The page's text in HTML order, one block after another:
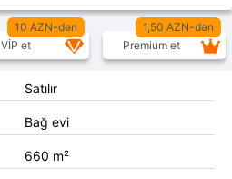
10 AZN-dən
VİP et
1,50 AZN-dən
Premium et
Satılır
Bağ evi
660 m²